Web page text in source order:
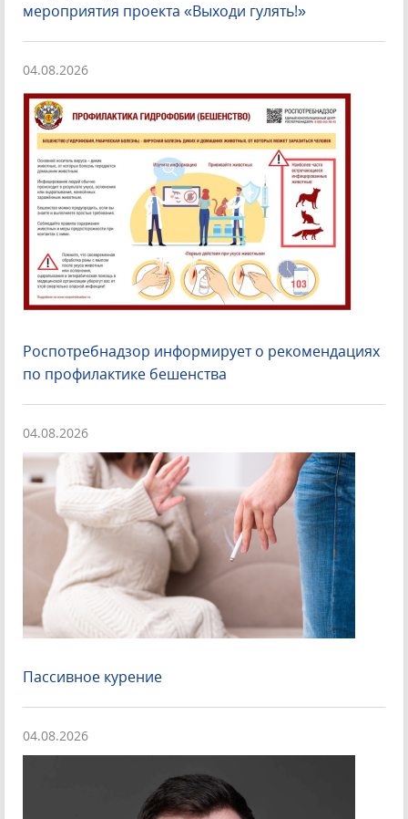
мероприятия проекта «Выходи гулять!»
04.08.2026
Роспотребнадзор информирует о рекомендациях
по профилактике бешенства
04.08.2026
Пассивное курение
04.08.2026